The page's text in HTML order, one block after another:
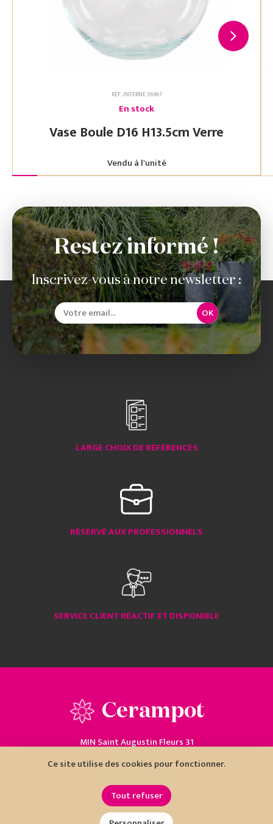
RÉF. INTERNE 36967
En stock
Vase Boule D16 H13.5cm Verre
Vendu à l'unité
Restez informé !
Inscrivez-vous à notre newsletter :
OK
LARGE CHOIX DE RÉFÉRENCES
RÉSERVÉ AUX PROFESSIONNELS
SERVICE CLIENT RÉACTIF ET DISPONIBLE
Cerampot
MIN Saint Augustin Fleurs 31
04 93 18 80 10
Ce site utilise des cookies pour fonctionner.
Tout refuser